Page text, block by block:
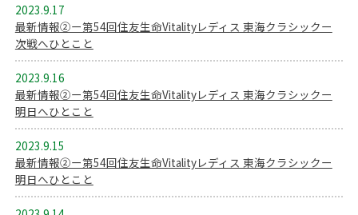
2023.9.17
最新情報②ー第54回住友生命Vitalityレディス 東海クラシックー
次戦へひとこと
2023.9.16
最新情報②ー第54回住友生命Vitalityレディス 東海クラシックー
明日へひとこと
2023.9.15
最新情報②ー第54回住友生命Vitalityレディス 東海クラシックー
明日へひとこと